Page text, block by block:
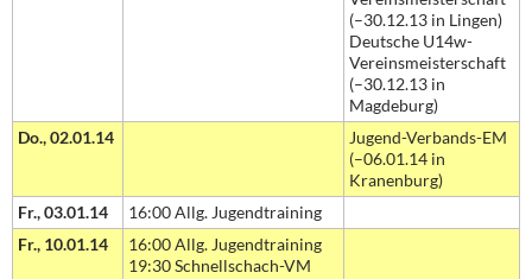
(–30.12.13 in Lingen)
Deutsche U14w-
Vereinsmeisterschaft
(–30.12.13 in
Magdeburg)
Do., 02.01.14
Jugend-Verbands-EM
(–06.01.14 in
Kranenburg)
Fr., 03.01.14
16:00 Allg. Jugendtraining
Fr., 10.01.14
16:00 Allg. Jugendtraining
19:30 Schnellschach-VM